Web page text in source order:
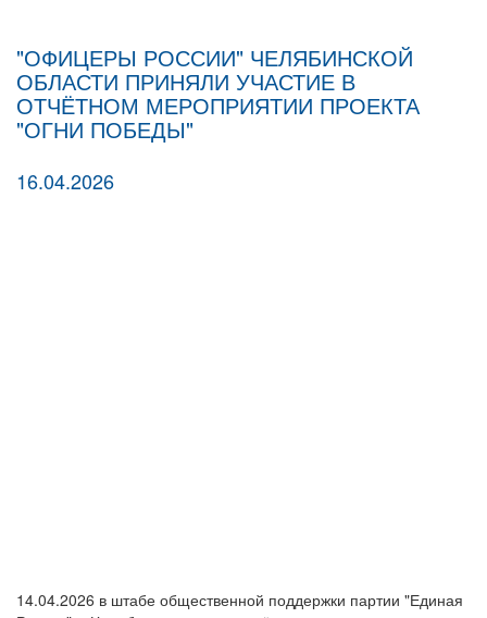
"ОФИЦЕРЫ РОССИИ" ЧЕЛЯБИНСКОЙ
ОБЛАСТИ ПРИНЯЛИ УЧАСТИЕ В
ОТЧЁТНОМ МЕРОПРИЯТИИ ПРОЕКТА
"ОГНИ ПОБЕДЫ"
16.04.2026
14.04.2026 в штабе общественной поддержки партии "Единая